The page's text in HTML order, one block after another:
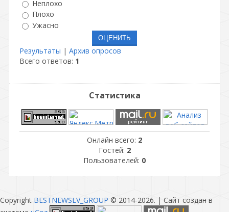
Неплохо
Плохо
Ужасно
Результаты | Архив опросов
Всего ответов: 1
Статистика
Онлайн всего: 2
Гостей: 2
Пользователей: 0
Copyright BESTNEWSLV_GROUP © 2014-2026. | Сайт создан в